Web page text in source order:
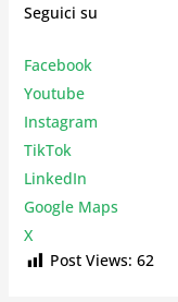
Seguici su
Facebook
Youtube
Instagram
TikTok
LinkedIn
Google Maps
X
Post Views: 62